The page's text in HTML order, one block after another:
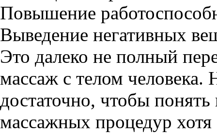
Повышение
Выведение негативных
Это далеко не полный
массаж с телом человека.
достаточно, чтобы
массажных процедур